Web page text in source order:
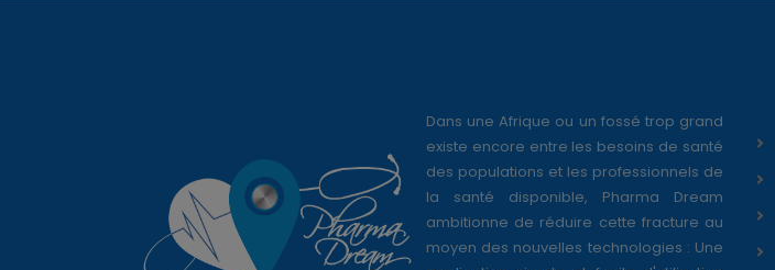
Dans une Afrique ou un fossé trop grand
existe encore entre les besoins de santé
des populations et les professionnels de
la santé disponible, Pharma Dream
ambitionne de réduire cette fracture au
moyen des nouvelles technologies : Une